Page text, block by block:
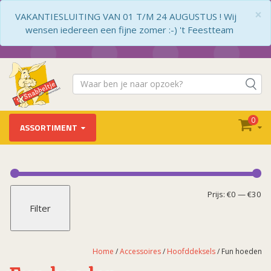
×
VAKANTIESLUITING VAN 01 T/M 24 AUGUSTUS ! Wij
wensen iedereen een fijne zomer :-) 't Feestteam
ASSORTIMENT
0
Applicaties / Badges
Armbanden
Bandana's
Filter
Prijs: €0 —€30
Home /Accessoires/ Hoofddeksels/ Fun hoeden